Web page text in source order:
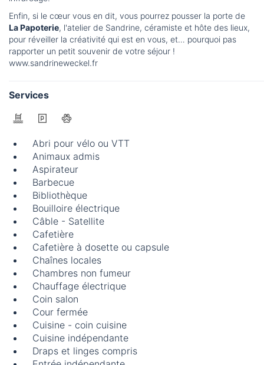
Enfin, si le cœur vous en dit, vous pourrez pousser la porte de
La Papoterie, l'atelier de Sandrine, céramiste et hôte des lieux,
pour réveiller la créativité qui est en vous, et… pourquoi pas
rapporter un petit souvenir de votre séjour !
www.sandrineweckel.fr
Services
Abri pour vélo ou VTT
Animaux admis
Aspirateur
Barbecue
Bibliothèque
Bouilloire électrique
Câble - Satellite
Cafetière
Cafetière à dosette ou capsule
Chaînes locales
Chambres non fumeur
Chauffage électrique
Coin salon
Cour fermée
Cuisine - coin cuisine
Cuisine indépendante
Draps et linges compris